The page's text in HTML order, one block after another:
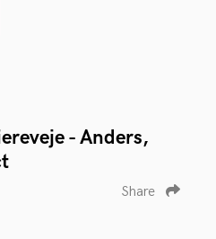
- Anders,
Share